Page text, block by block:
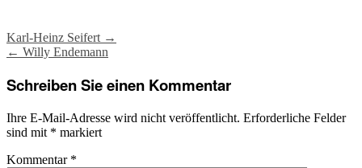
Post
Karl-Heinz Seifert →
← Willy Endemann
Schreiben Sie einen Kommentar
Ihre E-Mail-Adresse wird nicht veröffentlicht. Erforderliche Felder
sind mit * markiert
Kommentar *